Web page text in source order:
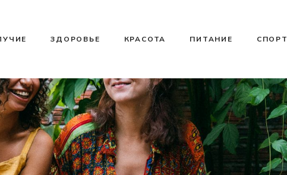
ЗДОРОВЬЕ КРАСОТА ПИТАНИЕ СПОРТ